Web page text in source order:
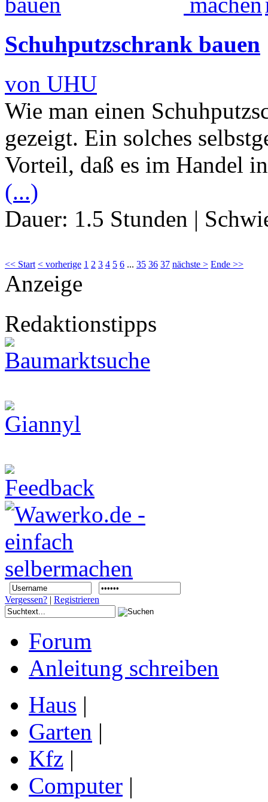
Schuhputzschrank bauen
von UHU
Wie man einen
gezeigt. Ein solches
Vorteil, daß es im Handel
(...)
Dauer: 1.5 Stunden |
<< Start < vorherige 1 2 3 4 5 6 ... 35 36 37 nächste > Ende >>
Anzeige
Redaktionstipps
Vergessen? | Registrieren
Forum
Anleitung schreiben
Haus |
Garten |
Kfz |
Computer |